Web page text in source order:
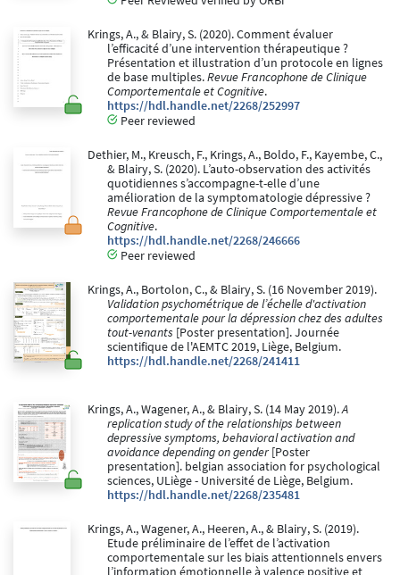
Krings, A., & Blairy, S. (2020). Comment évaluer
l’efficacité d’une intervention thérapeutique ?
Présentation et illustration d’un protocole en lignes
de base multiples.Revue Francophone de Clinique
Comportementale et Cognitive.
https://hdl.handle.net/2268/252997
Peer reviewed
Dethier, M., Kreusch, F., Krings, A., Boldo, F., Kayembe, C.,
& Blairy, S. (2020). L’auto-observation des activités
quotidiennes s’accompagne-t-elle d’une
amélioration de la symptomatologie dépressive ?
Revue Francophone de Clinique Comportementale et
Cognitive.
https://hdl.handle.net/2268/246666
Peer reviewed
Krings, A., Bortolon, C., & Blairy, S. (16 November 2019).
Validation psychométrique de l’échelle d'activation
comportementale pour la dépression chez des adultes
tout-venants [Poster presentation]. Journée
scientifique de l'AEMTC 2019, Liège, Belgium.
https://hdl.handle.net/2268/241411
Krings, A., Wagener, A., & Blairy, S. (14 May 2019).A
replication study of the relationships between
depressive symptoms, behavioral activation and
avoidance depending on gender[Poster
presentation]. belgian association for psychological
sciences, ULiège - Université de Liège, Belgium.
https://hdl.handle.net/2268/235481
Krings, A., Wagener, A., Heeren, A., & Blairy, S. (2019).
Etude préliminaire de l’effet de l’activation
comportementale sur les biais attentionnels envers
l’information émotionnelle à valence positive et